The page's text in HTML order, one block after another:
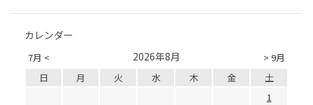
カレンダー
7月 < > 9月
2026年8月
日 月 火 水 木 金
土
1